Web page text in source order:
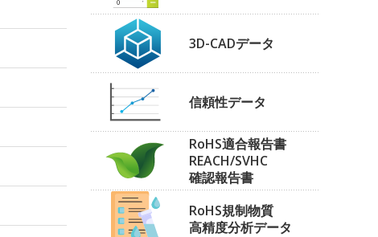
3D-CADデータ
信頼性データ
RoHS適合報告書
REACH/SVHC
確認報告書
RoHS規制物質
高精度分析データ